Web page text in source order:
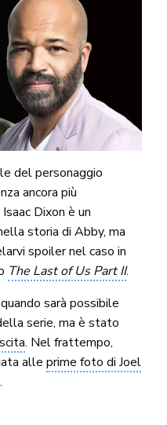
del personaggio
ancora più
Dixon è un
storia di Abby, ma
spoiler nel caso in
The Last of Us Part II.
sarà possibile
serie, ma è stato
. Nel frattempo,
alleprime foto di Joel